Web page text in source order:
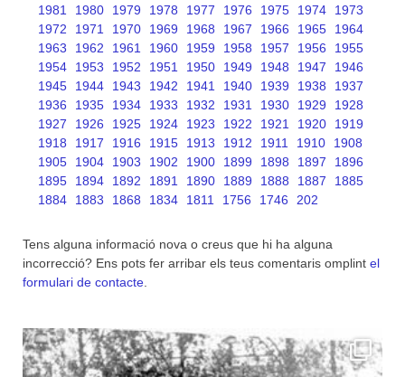
1981
1980 1979 1978 1977 1976 1975 1974
1973
1972
1971 1970 1969 1968 1967 1966 1965
1964
1963
1962 1961 1960 1959 1958 1957 1956
1955
1954
1953 1952 1951 1950 1949 1948 1947
1946
1945
1944 1943 1942 1941 1940 1939 1938
1937
1936
1935 1934 1933 1932 1931 1930 1929
1928
1927
1926 1925 1924 1923 1922 1921 1920
1919
1918
1917 1916 1915 1913 1912 1911 1910
1908
1905
1904 1903 1902 1900 1899 1898 1897
1896
1895
1894 1892 1891 1890 1889 1888 1887
1885
1884
1883 1868 1834 1811 1756 1746 202
Tens alguna informació nova o creus que hi ha alguna
incorrecció? Ens pots fer arribar els teus comentaris omplint el
formulari de contacte